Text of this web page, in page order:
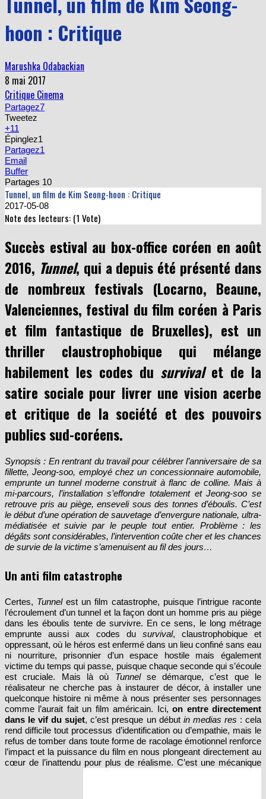
hoon : Critique
Marushka Odabackian
8 mai 2017
Critique Cinema
Partagez7
Tweetez
+11
Épinglez1
Partagez1
Email
Buffer
Partages 10
Tunnel, un film de Kim Seong-hoon : Critique
2017-05-08
Note des lecteurs: (1 Vote)
Succès estival au box-office coréen en août
2016, Tunnel, qui a depuis été présenté dans
de nombreux festivals (Locarno, Beaune,
Valenciennes, festival du film coréen à Paris
et film fantastique de Bruxelles), est un
thriller claustrophobique qui mélange
habilement les codes du survivalet de la
satire sociale pour livrer une vision acerbe
et critique de la société et des pouvoirs
publics sud-coréens.
Synopsis : En rentrant du travail pour célébrer l’anniversaire de sa
fillette, Jeong-soo, employé chez un concessionnaire automobile,
emprunte un tunnel moderne construit à flanc de colline. Mais à
mi-parcours, l’installation s’effondre totalement et Jeong-soo se
retrouve pris au piège, enseveli sous des tonnes d’éboulis. C’est
le début d’une opération de sauvetage d’envergure nationale, ultra-
médiatisée et suivie par le peuple tout entier. Problème : les
dégâts sont considérables, l’intervention coûte cher et les chances
de survie de la victime s’amenuisent au fil des jours…
Un anti film catastrophe
Certes, Tunnelest un film catastrophe, puisque l’intrigue raconte
l’écroulement d’un tunnel et la façon dont un homme pris au piège
dans les éboulis tente de survivre. En ce sens, le long métrage
emprunte aussi aux codes du survival, claustrophobique et
oppressant, où le héros est enfermé dans un lieu confiné sans eau
ni nourriture, prisonnier d’un espace hostile mais également
victime du temps qui passe, puisque chaque seconde qui s’écoule
est cruciale. Mais là où Tunnelse démarque, c’est que le
réalisateur ne cherche pas à instaurer de décor, à installer une
quelconque histoire ni même à nous présenter ses personnages
comme l’aurait fait un film américain. Ici,on entre directement
dans le vif du sujet, c’est presque un début in medias res : cela
rend difficile tout processus d’identification ou d’empathie, mais le
refus de tomber dans toute forme de racolage émotionnel renforce
l’impact et la puissance du film en nous plongeant directement au
cœur de l’inattendu pour plus de réalisme. C’est une mécanique